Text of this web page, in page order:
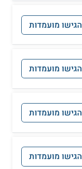
הגישו מועמדות
הגישו מועמדות
הגישו מועמדות
הגישו מועמדות